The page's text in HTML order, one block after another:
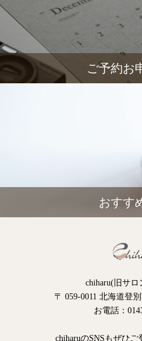
ご予約お
おすす
chiharu(旧サ
〒 059-0011 北海道登
お電話：
chiharuのSNSもぜひご